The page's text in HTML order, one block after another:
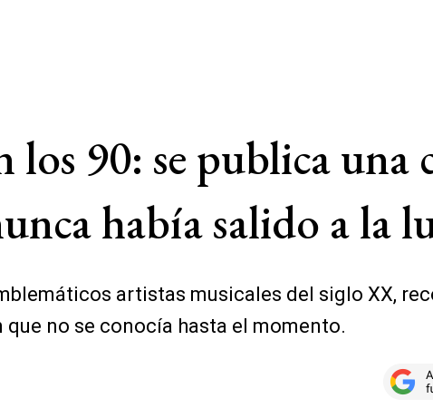
los 90: se publica
había salido a la
artistas musicales del siglo XX,
no se conocía hasta el momento.